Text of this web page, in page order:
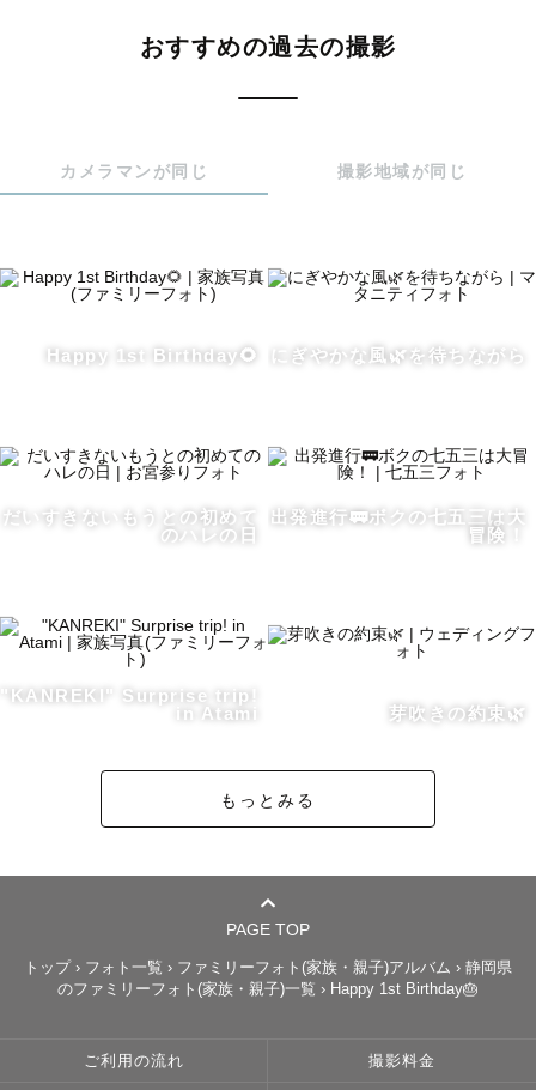
また、ロケーション撮影の場合はなるべく短いお時間で、
指名料の早期申込割引を行います！
🎐9月の撮影は指名料3,000円でお受けいたします
ご不明点ございましたら先にLINEを頂ければご回答いた
御依頼を頂いた後当方で変更いたします。どうぞご安心く
ださい。
撮影についての不安がある方は
数多のカメラマンの中から、
私のカメラマンページをご覧いただきありがとうございま
す！
やぶさん、とお声がけいただけると嬉しいです！
おすすめの過去の撮影
カメラマンが同じ 撮影地域が同じ
Happy 1st Birthday🌻 にぎやかな風🌿を待ちながら
だいすきないもうとの初めて
のハレの日
出発進行🚃ボクの七五三は大
冒険！
"KANREKI" Surprise trip!
in Atami
芽吹きの約束🌿
もっとみる
PAGE TOP
トップ › フォト一覧 › ファミリーフォト(家族・親子)アルバム › 静岡県
のファミリーフォト(家族・親子)一覧 › Happy 1st Birthday🎂
ご利用の流れ 撮影料金